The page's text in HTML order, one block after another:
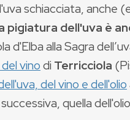
schiacciata,
pigiatura dell'uva è
d'Elba alla Sagra
vinodi Terricciola
del vino e dell'olio
quella